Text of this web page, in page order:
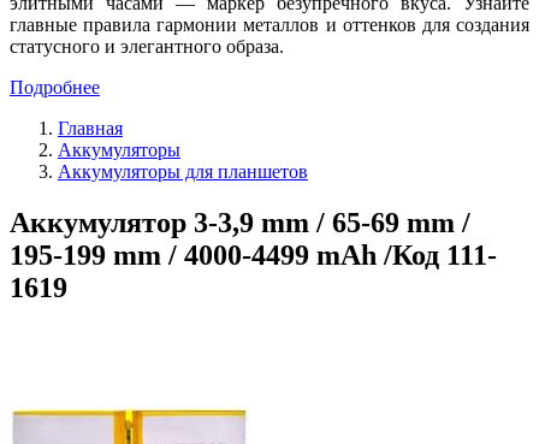
главные правила гармонии металлов и оттенков для создания
статусного и элегантного образа.
Подробнее
Главная
Аккумуляторы
Аккумуляторы для планшетов
Аккумулятор 3-3,9 mm / 65-69 mm /
195-199 mm / 4000-4499 mAh /Код 111-
1619